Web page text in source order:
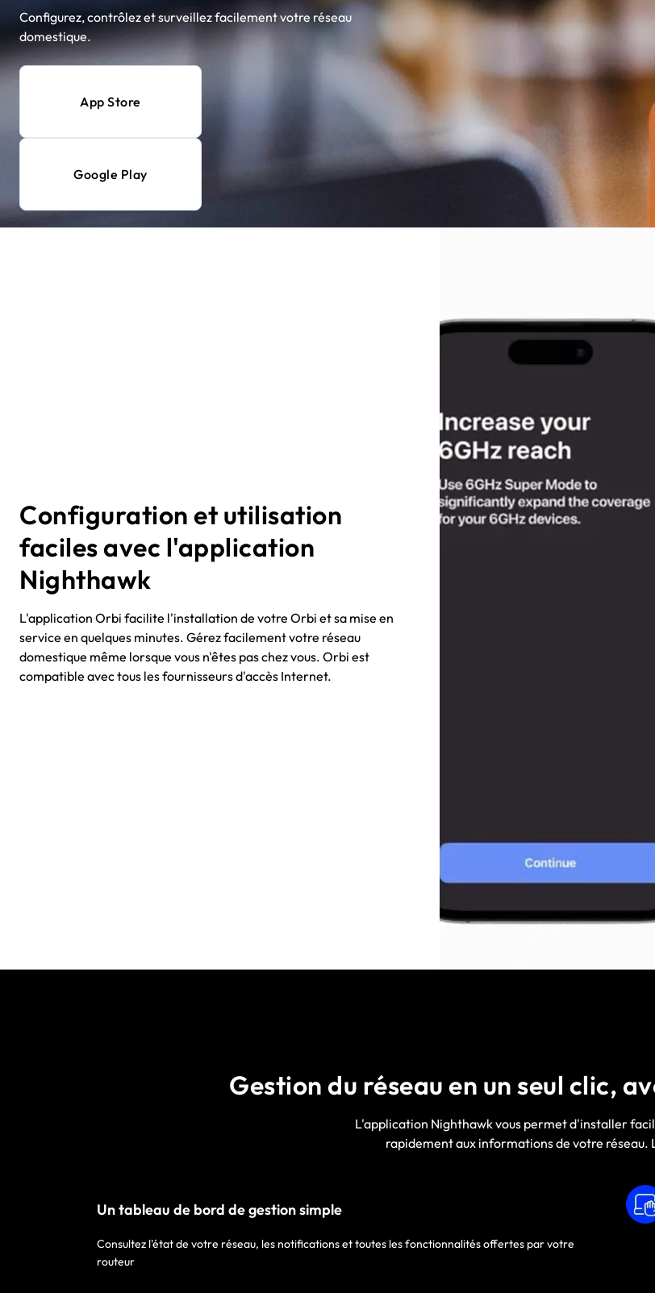
Configurez, contrôlez et surveillez facilement votre réseau
domestique.
App Store
Google Play
Configuration et utilisation
faciles avec l'application
Nighthawk
L'application Orbi facilite l'installation de votre Orbi et sa mise en
service en quelques minutes. Gérez facilement votre réseau
domestique même lorsque vous n'êtes pas chez vous. Orbi est
compatible avec tous les fournisseurs d'accès Internet.
Gestion du réseau en un seul clic,
L'application Nighthawk vous permet d'installer
rapidement aux informations de votre réseau.
Un tableau de bord de gestion simple
Consultez l'état de votre réseau, les notifications et toutes les fonctionnalités offertes par votre
routeur